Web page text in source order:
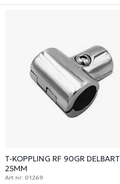
T-KOPPLING RF 90GR DELBART
25MM
Art nr: 01269